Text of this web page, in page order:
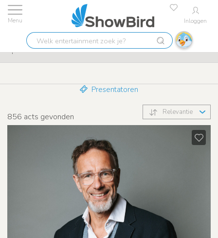
Inloggen
Welk
entertainment
zoek
Eerlijke prijzen 9.7
Sprekers
Presentatoren
856 acts gevonden Relevantie